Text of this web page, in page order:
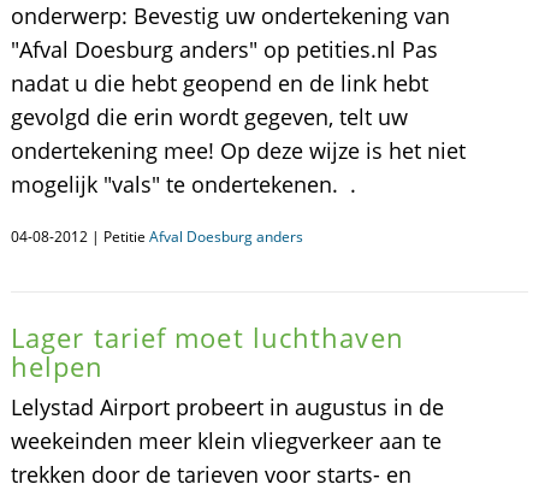
onderwerp: Bevestig uw ondertekening van
"Afval Doesburg anders" op petities.nl Pas
nadat u die hebt geopend en de link hebt
gevolgd die erin wordt gegeven, telt uw
ondertekening mee! Op deze wijze is het niet
mogelijk "vals" te ondertekenen. .
04-08-2012 | Petitie Afval Doesburg anders
Lager tarief moet luchthaven
helpen
Lelystad Airport probeert in augustus in de
weekeinden meer klein vliegverkeer aan te
trekken door de tarieven voor starts- en